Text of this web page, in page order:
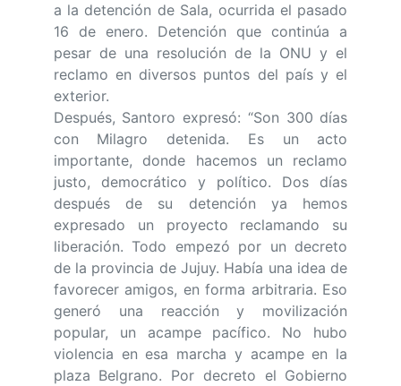
a la detención de Sala, ocurrida el pasado
16 de enero. Detención que continúa a
pesar de una resolución de la ONU y el
reclamo en diversos puntos del país y el
exterior.
Después, Santoro expresó: “Son 300 días
con Milagro detenida. Es un acto
importante, donde hacemos un reclamo
justo, democrático y político. Dos días
después de su detención ya hemos
expresado un proyecto reclamando su
liberación. Todo empezó por un decreto
de la provincia de Jujuy. Había una idea de
favorecer amigos, en forma arbitraria. Eso
generó una reacción y movilización
popular, un acampe pacífico. No hubo
violencia en esa marcha y acampe en la
plaza Belgrano. Por decreto el Gobierno